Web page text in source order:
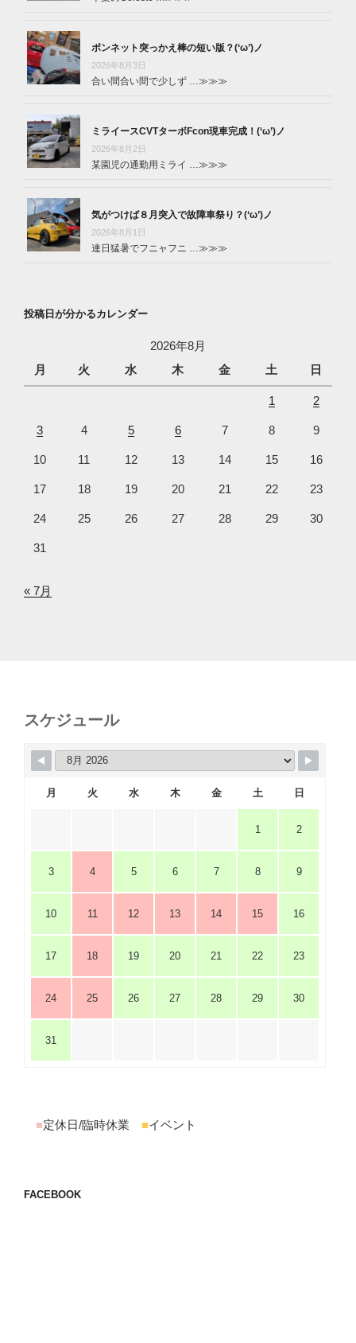
ボンネット突っかえ棒の短い版？(‘ω’)ノ
2026年8月3日
合い間合い間で少しず …≫≫≫
ミライースCVTターボFcon現車完成！(‘ω’)ノ
2026年8月2日
某園児の通勤用ミライ …≫≫≫
気がつけば８月突入で故障車祭り？(‘ω’)ノ
2026年8月1日
連日猛暑でフニャフニ …≫≫≫
投稿日が分かるカレンダー
2026年8月
月
火 水 木 金 土 日
1 2
3 4 5 6 7 8 9
10 11 12 13 14 15 16
17 18 19 20 21 22 23
24 25 26 27 28 29 30
31
« 7月
スケジュール
月 火 水 木 金 土 日
1 2
3 4 5 6 7 8 9
10 11 12 13 14 15 16
17 18 19 20 21 22 23
24 25 26 27 28 29 30
31
■定休日/臨時休業 ■イベント
FACEBOOK